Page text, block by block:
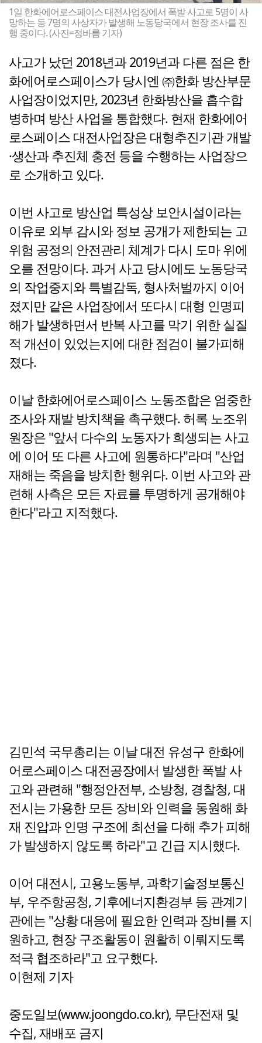
1일 한화에어로스페이스 대전사업장에서 폭발 사고로 5명이 사
망하는 등 7명의 사상자가 발생해 노동당국에서 현장 조사를 진
행 중이다. (사진=정바름 기자)
사고가 났던 2018년과 2019년과 다른 점은 한
화에어로스페이스가 당시엔 ㈜한화 방산부문
사업장이었지만, 2023년 한화방산을 흡수합
병하며 방산 사업을 통합했다. 현재 한화에어
로스페이스 대전사업장은 대형추진기관 개발
·생산과 추진체 충전 등을 수행하는 사업장으
로 소개하고 있다.
이번 사고로 방산업 특성상 보안시설이라는
이유로 외부 감시와 정보 공개가 제한되는 고
위험 공정의 안전관리 체계가 다시 도마 위에
오를 전망이다. 과거 사고 당시에도 노동당국
의 작업중지와 특별감독, 형사처벌까지 이어
졌지만 같은 사업장에서 또다시 대형 인명피
해가 발생하면서 반복 사고를 막기 위한 실질
적 개선이 있었는지에 대한 점검이 불가피해
졌다.
이날 한화에어로스페이스 노동조합은 엄중한
조사와 재발 방치책을 촉구했다. 허록 노조위
원장은 "앞서 다수의 노동자가 희생되는 사고
에 이어 또 다른 사고에 원통하다"라며 "산업
재해는 죽음을 방치한 행위다. 이번 사고와 관
련해 사측은 모든 자료를 투명하게 공개해야
한다"라고 지적했다.
김민석 국무총리는 이날 대전 유성구 한화에
어로스페이스 대전공장에서 발생한 폭발 사
고와 관련해 "행정안전부, 소방청, 경찰청, 대
전시는 가용한 모든 장비와 인력을 동원해 화
재 진압과 인명 구조에 최선을 다해 추가 피해
가 발생하지 않도록 하라"고 긴급 지시했다.
이어 대전시, 고용노동부, 과학기술정보통신
부, 우주항공청, 기후에너지환경부 등 관계기
관에는 "상황 대응에 필요한 인력과 장비를 지
원하고, 현장 구조활동이 원활히 이뤄지도록
적극 협조하라"고 요구했다.
이현제 기자
중도일보(www.joongdo.co.kr), 무단전재 및
수집, 재배포 금지